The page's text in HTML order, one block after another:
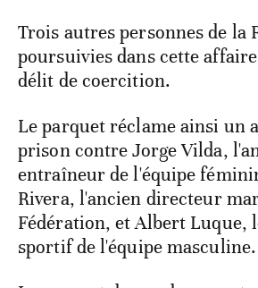
Trois autres personnes de la
poursuivies dans cette
délit de coercition.
Le parquet réclame ainsi un
prison contre Jorge Vilda,
entraîneur de l'équipe
Rivera, l'ancien directeur
Fédération, et Albert Luque,
sportif de l'équipe masculine.